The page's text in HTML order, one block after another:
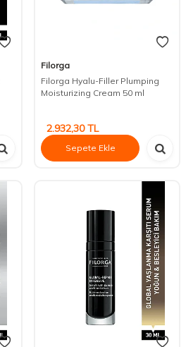
Filorga
Filorga Hyalu-Filler Plumping
Moisturizing Cream 50 ml
2.932,30TL
Sepete Ekle